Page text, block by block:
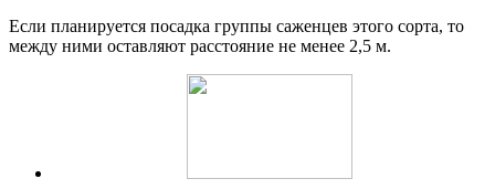
Если планируется посадка группы саженцев этого сорта, то
между ними оставляют расстояние не менее 2,5 м.